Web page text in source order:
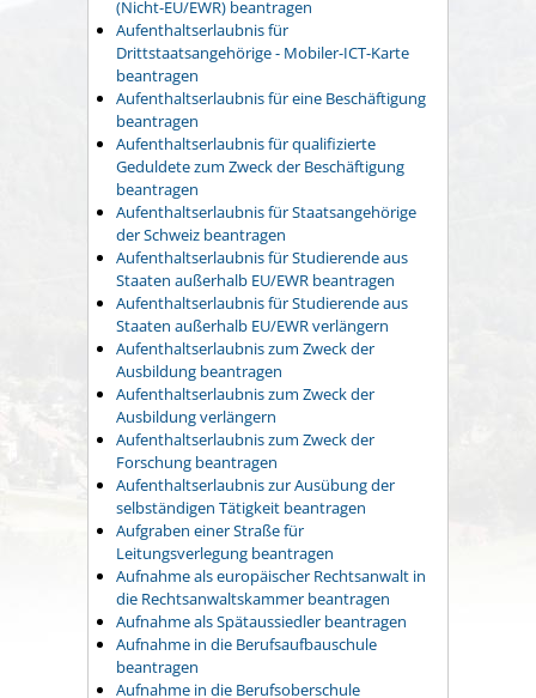
(Nicht-EU/EWR) beantragen
Aufenthaltserlaubnis für
Drittstaatsangehörige - Mobiler-ICT-Karte
beantragen
Aufenthaltserlaubnis für eine Beschäftigung
beantragen
Aufenthaltserlaubnis für qualifizierte
Geduldete zum Zweck der Beschäftigung
beantragen
Aufenthaltserlaubnis für Staatsangehörige
der Schweiz beantragen
Aufenthaltserlaubnis für Studierende aus
Staaten außerhalb EU/EWR beantragen
Aufenthaltserlaubnis für Studierende aus
Staaten außerhalb EU/EWR verlängern
Aufenthaltserlaubnis zum Zweck der
Ausbildung beantragen
Aufenthaltserlaubnis zum Zweck der
Ausbildung verlängern
Aufenthaltserlaubnis zum Zweck der
Forschung beantragen
Aufenthaltserlaubnis zur Ausübung der
selbständigen Tätigkeit beantragen
Aufgraben einer Straße für
Leitungsverlegung beantragen
Aufnahme als europäischer Rechtsanwalt in
die Rechtsanwaltskammer beantragen
Aufnahme als Spätaussiedler beantragen
Aufnahme in die Berufsaufbauschule
beantragen
Aufnahme in die Berufsoberschule